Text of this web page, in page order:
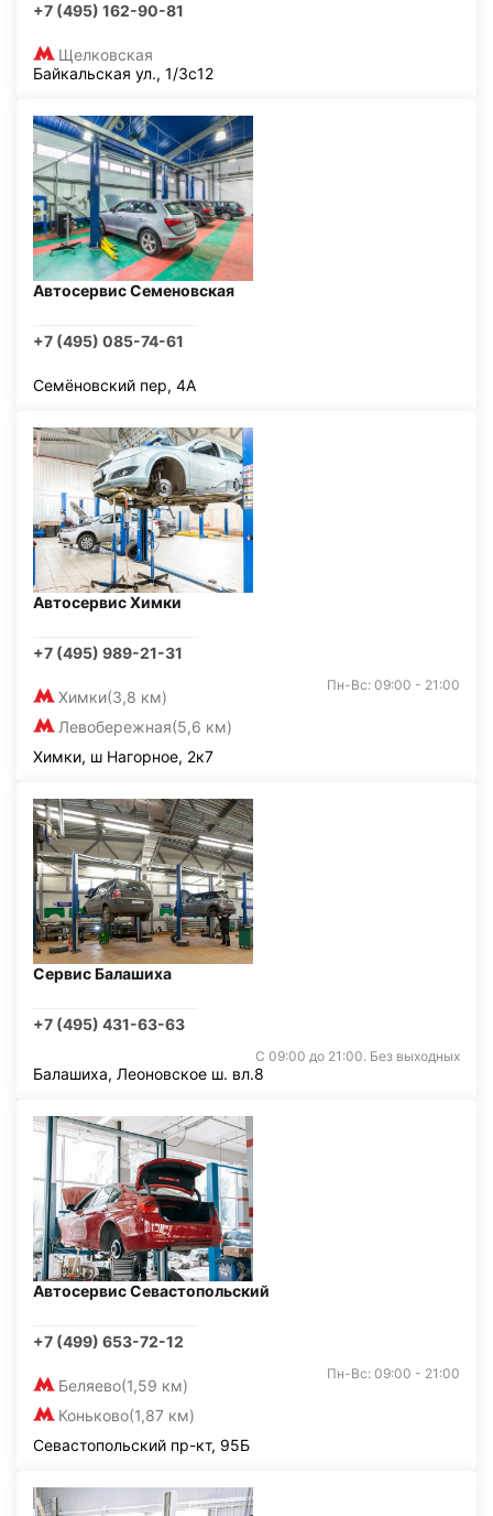
+7 (495) 162-90-81
Щелковская
Байкальская ул., 1/3с12
Автосервис Семеновская
+7 (495) 085-74-61
Семёновский пер, 4А
Автосервис Химки
+7 (495) 989-21-31
Химки(3,8 км)
Левобережная(5,6 км)
Пн-Вс: 09:00 - 21:00
Химки, ш Нагорное, 2к7
Сервис Балашиха
+7 (495) 431-63-63
С 09:00 до 21:00. Без выходных
Балашиха, Леоновское ш. вл.8
Автосервис Севастопольский
+7 (499) 653-72-12
Беляево(1,59 км)
Коньково(1,87 км)
Пн-Вс: 09:00 - 21:00
Севастопольский пр-кт, 95Б